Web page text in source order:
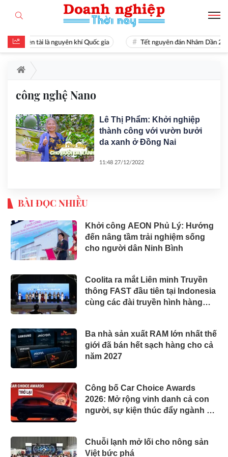
Hiền tài là nguyên khí Quốc gia Tết nguyên đán Nhâm Dần
công nghệ Nano
Lê Thị Phẩm: Khởi nghiệp
thành công với vườn bưởi
da xanh ở Đồng Nai
11:48 27/12/2022
BÀI ĐỌC NHIỀU
Khởi công AEON Phủ Lý: Hướng
đến nâng tầm trải nghiệm sống
cho người dân Ninh Bình
Coolita ra mắt Liên minh Truyền
thông FAST đầu tiên tại Indonesia
cùng các đài truyền hình hàng
Ba nhà sản xuất RAM lớn nhất thế
giới đã bán hết sạch hàng cho cả
năm 2027
Công bố Car Choice Awards
2026: Mở rộng vinh danh cả con
người, sự kiện thúc đẩy ngành xe
Chuỗi lạnh mở lối cho nông sản
Việt bức phá